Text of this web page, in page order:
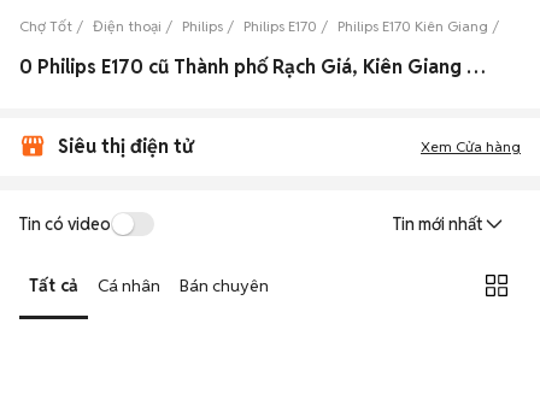
Chợ Tốt Điện thoại Philips Philips E170 Philips E170 Kiên Giang
0 Philips E170 cũ Thành phố Rạch Giá, Kiên Giang đẹp
Siêu thị điện tử Xem Cửa hàng
Tin có video Tin mới nhất
Tất cả Cá nhân Bán chuyên